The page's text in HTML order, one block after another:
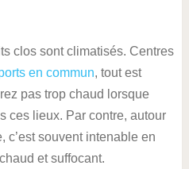
clos sont climatisés. Centres
en commun, tout est
pas trop chaud lorsque
ces lieux. Par contre, autour
c’est souvent intenable en
et suffocant.